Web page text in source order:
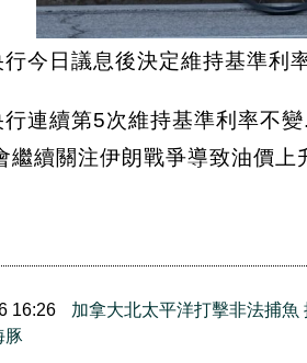
行今日議息後決定維持基準利
連續第5次維持基準利率不變.
繼續關注伊朗戰爭導致油價
16:26
加拿大北太平洋打擊非法捕魚
豚